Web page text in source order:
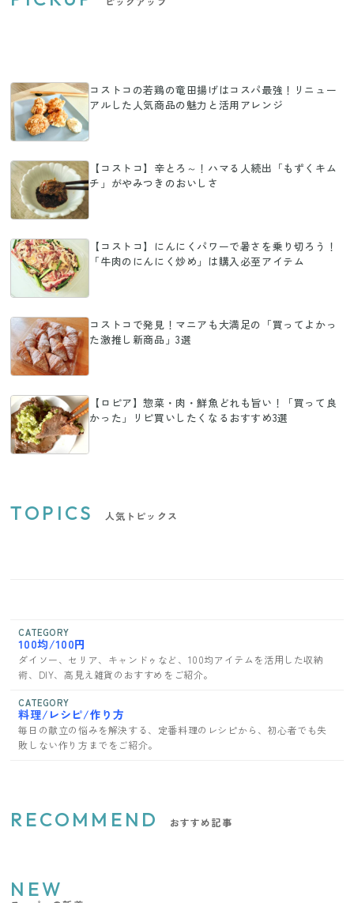
コストコの若鶏の竜田揚げはコスパ最強！リニュー
アルした人気商品の魅力と活用アレンジ
【コストコ】辛とろ～！ハマる人続出「もずくキム
チ」がやみつきのおいしさ
【コストコ】にんにくパワーで暑さを乗り切ろう！
「牛肉のにんにく炒め」は購入必至アイテム
コストコで発見！マニアも大満足の「買ってよかっ
た激推し新商品」3選
【ロピア】惣菜・肉・鮮魚どれも旨い！「買って良
かった」リピ買いしたくなるおすすめ3選
TOPICS 人気トピックス
CATEGORY
100均/100円
ダイソー、セリア、キャンドゥなど、100均アイテムを活用した収納
術、DIY、高見え雑貨のおすすめをご紹介。
CATEGORY
料理/レシピ/作り方
毎日の献立の悩みを解決する、定番料理のレシピから、初心者でも失
敗しない作り方までをご紹介。
RECOMMEND おすすめ記事
NEW